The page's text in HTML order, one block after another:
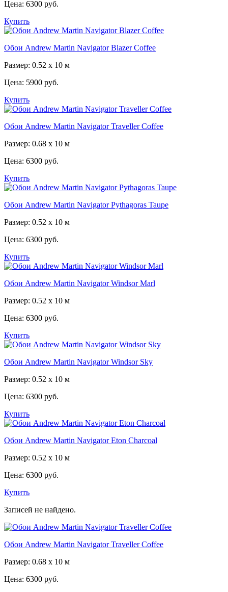
Цена: 6300 руб.
Купить
Обои Andrew Martin Navigator Blazer Coffee
Размер: 0.52 x 10 м
Цена: 5900 руб.
Купить
Обои Andrew Martin Navigator Traveller Coffee
Размер: 0.68 x 10 м
Цена: 6300 руб.
Купить
Обои Andrew Martin Navigator Pythagoras Taupe
Размер: 0.52 x 10 м
Цена: 6300 руб.
Купить
Обои Andrew Martin Navigator Windsor Marl
Размер: 0.52 x 10 м
Цена: 6300 руб.
Купить
Обои Andrew Martin Navigator Windsor Sky
Размер: 0.52 x 10 м
Цена: 6300 руб.
Купить
Обои Andrew Martin Navigator Eton Charcoal
Размер: 0.52 x 10 м
Цена: 6300 руб.
Купить
Записей не найдено.
Обои Andrew Martin Navigator Traveller Coffee
Размер: 0.68 x 10 м
Цена: 6300 руб.